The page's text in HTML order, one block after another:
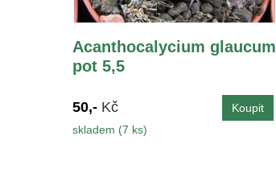
Acanthocalycium glaucum
pot 5,5
50,- Kč
skladem (7 ks)